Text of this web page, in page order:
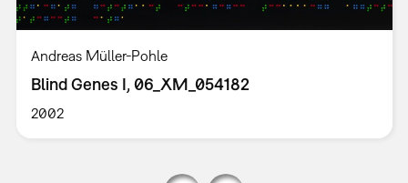
Andreas Müller-Pohle
Blind Genes I, 06_XM_054182
2002